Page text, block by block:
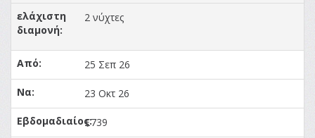
2 νύχτες
25 Σεπ 26
23 Οκτ 26
£739